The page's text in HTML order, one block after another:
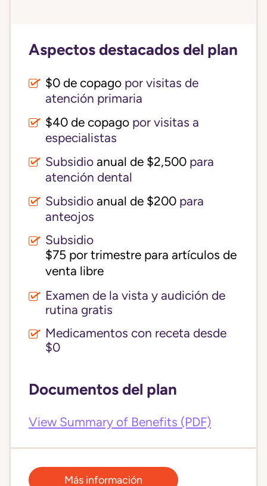
Aspectos destacados del plan
$0 de copago por visitas de
atención primaria
$40 de copago por visitas a
especialistas
Subsidio anual de $2,500 para
atención dental
Subsidio anual de $200 para
anteojos
Subsidio
$75 por trimestre para artículos de
venta libre
Examen de la vista y audición de
rutina gratis
Medicamentos con receta desde
$0
Documentos del plan
View Summary of Benefits (PDF)
Más información